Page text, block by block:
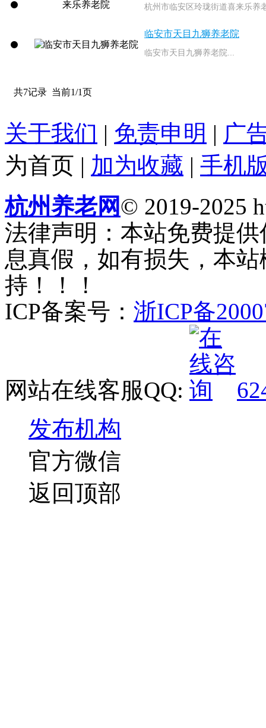
杭州市临安区玲珑街道喜来乐养
临安市天目九狮养老院
临安市天目九狮养老院...
共7记录 当前1/1页
关于我们 | 免责申明 | 广
为首页 | 加为收藏 | 手机
杭州养老网© 2019-2025
法律声明：本站免费提
息真假，如有损失，本
持！！！
ICP备案号： 浙ICP备
网站在线客服QQ:
发布机构
官方微信
返回顶部